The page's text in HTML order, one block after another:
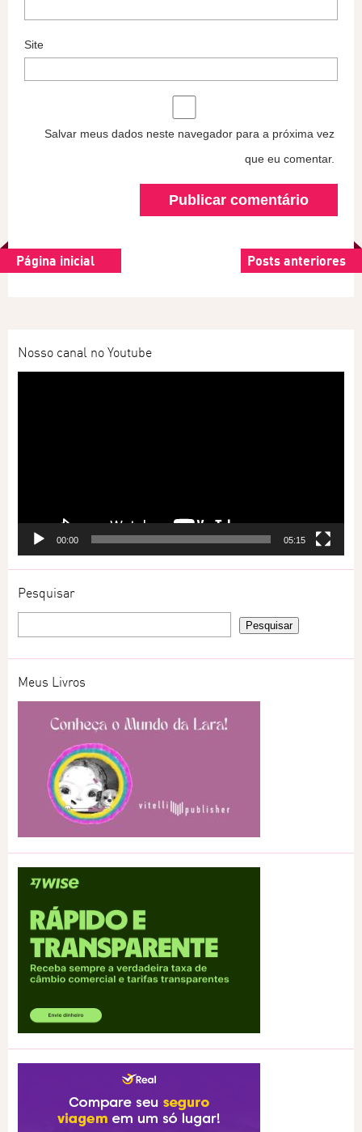
Site
Salvar meus dados neste navegador para a próxima vez
que eu comentar.
Página inicial Posts anteriores
Nosso canal no Youtube
00:00 05:15
Pesquisar
Meus Livros